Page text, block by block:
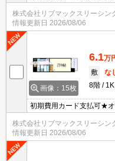
ネット無料です
株式会社リブマックスリーシン
情報更新日 2026/08/06
画像：15枚
6.1万
敷
な
8階
1K
初期費用カード支払可★
ネット無料です
株式会社リブマックスリーシン
情報更新日 2026/08/06